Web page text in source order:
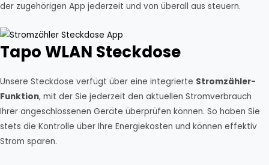
der zugehörigen App jederzeit und von überall aus steuern.
Tapo WLAN Steckdose
Unsere Steckdose verfügt über eine integrierte Stromzähler-
Funktion, mit der Sie jederzeit den aktuellen Stromverbrauch
Ihrer angeschlossenen Geräte überprüfen können. So haben Sie
stets die Kontrolle über Ihre Energiekosten und können effektiv
Strom sparen.